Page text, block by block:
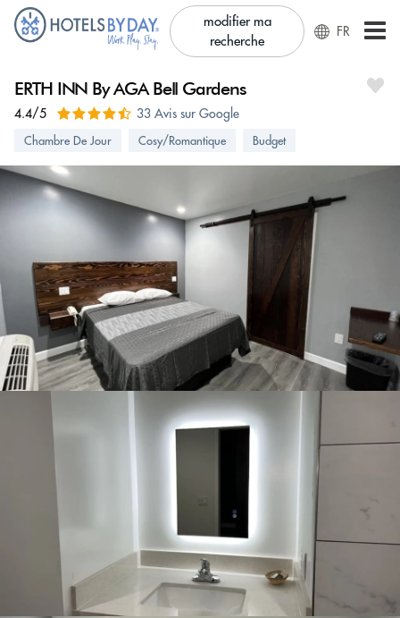
modifier ma
recherche
FR
ERTH INN By AGA Bell Gardens
4.4/5 33 Avis sur Google
Chambre De Jour Cosy/Romantique Budget